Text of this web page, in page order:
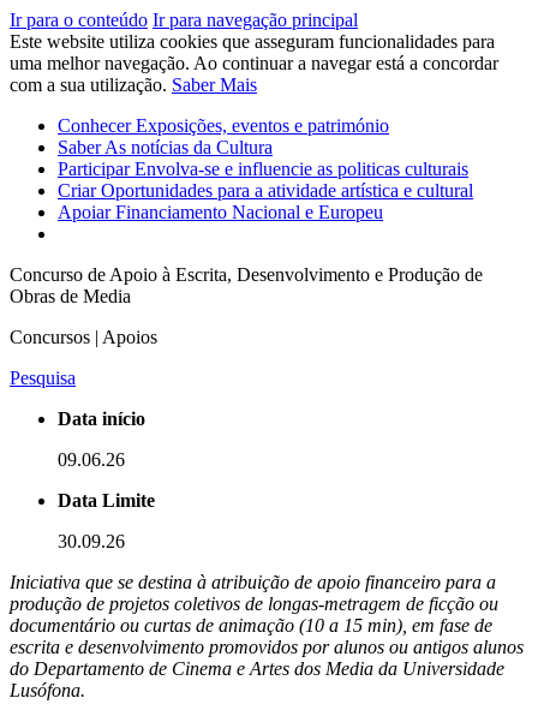
Ir para o conteúdo Ir para navegação principal
Este website utiliza cookies que asseguram funcionalidades para
uma melhor navegação. Ao continuar a navegar está a concordar
com a sua utilização. Saber Mais
ConhecerExposições, eventos e património
SaberAs notícias da Cultura
ParticiparEnvolva-se e influencie as politicas culturais
CriarOportunidades para a atividade artística e cultural
ApoiarFinanciamento Nacional e Europeu
Concurso de Apoio à Escrita, Desenvolvimento e Produção de
Obras de Media
Concursos | Apoios
Pesquisa
Data início
09.06.26
Data Limite
30.09.26
Iniciativa que se destina à atribuição de apoio financeiro para a
produção de projetos coletivos de longas-metragem de ficção ou
documentário ou curtas de animação (10 a 15 min), em fase de
escrita e desenvolvimento promovidos por alunos ou antigos alunos
do Departamento de Cinema e Artes dos Media da Universidade
Lusófona.